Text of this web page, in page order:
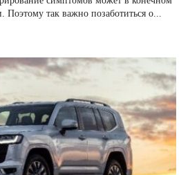
Поэтому так важно позаботиться о...